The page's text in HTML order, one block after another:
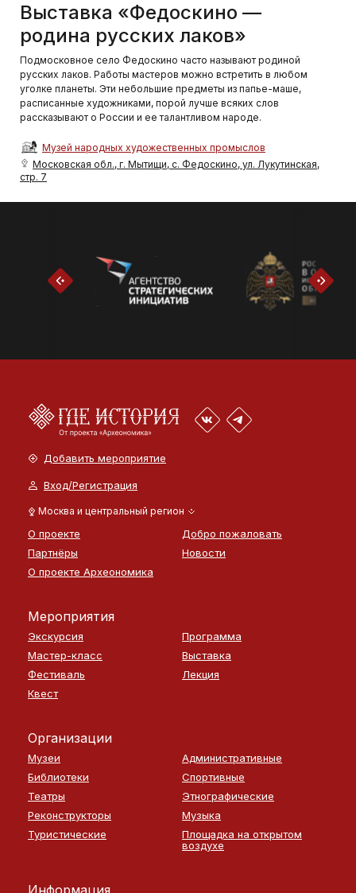
Выставка «Федоскино —
родина русских лаков»
Подмосковное село Федоскино часто называют родиной
русских лаков. Работы мастеров можно встретить в любом
уголке планеты. Эти небольшие предметы из папье-маше,
расписанные художниками, порой лучше всяких слов
рассказывают о России и ее талантливом народе.
Музей народных художественных промыслов
Московская обл., г. Мытищи, с. Федоскино, ул. Лукутинская,
стр. 7
Добавить мероприятие
Вход/Регистрация
Москва и центральный регион
О проекте
Добро пожаловать
Партнёры
Новости
О проекте Археономика
Мероприятия
Экскурсия
Программа
Мастер-класс
Выставка
Фестиваль
Лекция
Квест
Организации
Музеи
Административные
Библиотеки
Спортивные
Театры
Этнографические
Реконструкторы
Музыка
Туристические
Площадка на открытом
воздухе
Информация